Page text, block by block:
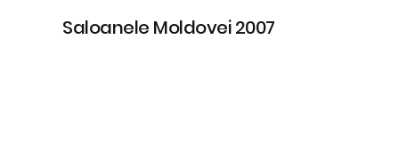
Saloanele Moldovei 2007